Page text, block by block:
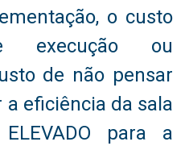
o custo
ou
de não pensar
eficiência da sala
para a